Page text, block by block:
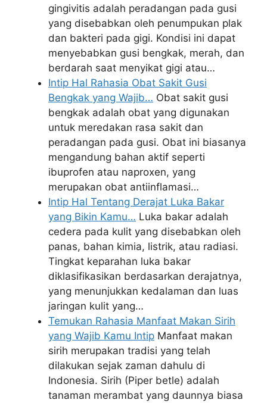
gingivitis adalah peradangan pada gusi
yang disebabkan oleh penumpukan plak
dan bakteri pada gigi. Kondisi ini dapat
menyebabkan gusi bengkak, merah, dan
berdarah saat menyikat gigi atau…
Intip Hal Rahasia Obat Sakit Gusi
Bengkak yang Wajib… Obat sakit gusi
bengkak adalah obat yang digunakan
untuk meredakan rasa sakit dan
peradangan pada gusi. Obat ini biasanya
mengandung bahan aktif seperti
ibuprofen atau naproxen, yang
merupakan obat antiinflamasi…
Intip Hal Tentang Derajat Luka Bakar
yang Bikin Kamu… Luka bakar adalah
cedera pada kulit yang disebabkan oleh
panas, bahan kimia, listrik, atau radiasi.
Tingkat keparahan luka bakar
diklasifikasikan berdasarkan derajatnya,
yang menunjukkan kedalaman dan luas
jaringan kulit yang…
Temukan Rahasia Manfaat Makan Sirih
yang Wajib Kamu Intip Manfaat makan
sirih merupakan tradisi yang telah
dilakukan sejak zaman dahulu di
Indonesia. Sirih (Piper betle) adalah
tanaman merambat yang daunnya biasa